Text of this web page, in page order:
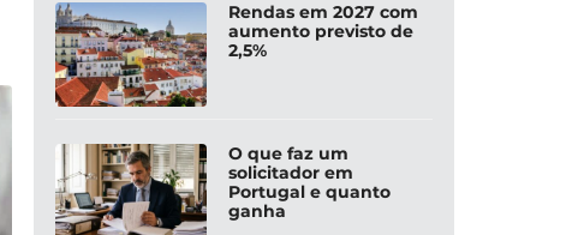
Rendas em 2027 com
aumento previsto de
2,5%
O que faz um
solicitador em
Portugal e quanto
ganha